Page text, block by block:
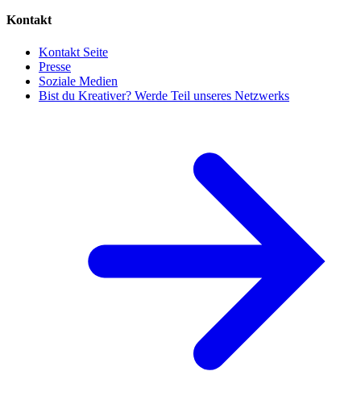
Kontakt
Kontakt Seite
Presse
Soziale Medien
Bist du Kreativer? Werde Teil unseres Netzwerks